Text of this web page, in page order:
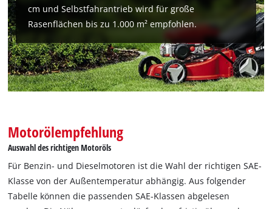
Wir benötigen deine Zustimmung, um
Google Maps laden zu können!
This content is not permitted to load due
the site with their CMP to add this content
to the list of technologies used.
Powered byUsercentrics Consent
Management Platform
cm und Selbstfahrantrieb wird für große
Rasenflächen bis zu 1.000 m² empfohlen.
Motorölempfehlung
Auswahl des richtigen Motoröls
Für Benzin- und Dieselmotoren ist die Wahl der richtigen SAE-
Klasse von der Außentemperatur abhängig. Aus folgender
Tabelle können die passenden SAE-Klassen abgelesen